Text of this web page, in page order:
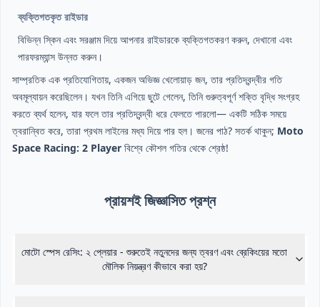
ব্যক্তিগতকৃত রাইডার
বিভিন্ন স্কিন এবং সরঞ্জাম দিয়ে আপনার রাইডারকে ব্যক্তিগতকরণ করুন, দেখানো এবং
পারফরম্যান্স উন্নত করুন।
সাম্প্রতিক এক প্রতিযোগিতায়, একজন অভিজ্ঞ খেলোয়াড় জন, তার প্রতিদ্বন্দ্বীর গতি
অবমূল্যায়ন করেছিলেন। যখন তিনি এগিয়ে ছুটে গেলেন, তিনি গুরুত্বপূর্ণ শক্তি বৃদ্ধি সংগ্রহ
করতে ব্যর্থ হলেন, যার ফলে তার প্রতিদ্বন্দ্বী ধরে ফেলতে পারলো— একটি সঠিক সময়ে
ত্বরান্বিত করে, তারা প্রথম লাইনের মধ্য দিয়ে পার হল। জনের পাঠ? সতর্ক থাকুন; Moto
Space Racing: 2 Player বিশ্বে কৌশল গতির থেকে শ্রেষ্ঠ!
প্রায়শই জিজ্ঞাসিত প্রশ্ন
মোটো স্পেস রেসিং: ২ প্লেয়ার - শুরুতেই নতুনদের জন্য ত্বরণ এবং ব্রেকিংয়ের মতো
মৌলিক নিয়ন্ত্রণ কীভাবে করা হয়?